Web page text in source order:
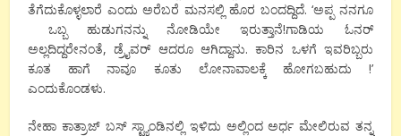
ತೆಗೆದುಕೊಳ್ಳಲಾರೆ ಎಂದು ಅರೆಬರೆ ಮನಸಲ್ಲಿ ಹೊರ ಬಂದದ್ದಿದೆ. ‘ಅಪ್ಪ ನನಗೂ
ಒಬ್ಬ ಹುಡುಗನನ್ನು ನೋಡಿಯೇ ಇರುತ್ತಾನೆ!ಗಾಡಿಯ ಓನರ್
ಅಲ್ಲದಿದ್ದರೇನಂತೆ, ಡ್ರೈವರ್ ಆದರೂ ಆಗಿದ್ದಾನು. ಕಾರಿನ ಒಳಗೆ ಇವರಿಬ್ಬರು
ಕೂತ ಹಾಗೆ ನಾವೂ ಕೂತು ಲೋನಾವಾಲಕ್ಕೆ ಹೋಗಬಹುದು !’
ಎಂದುಕೊಂಡಳು.
ನೇಹಾ ಕಾತ್ರಾಜ್ ಬಸ್ ಸ್ಟ್ಯಾಂಡಿನಲ್ಲಿ ಇಳಿದು ಅಲ್ಲಿಂದ ಅರ್ಧ ಮೇಲಿರುವ ತನ್ನ